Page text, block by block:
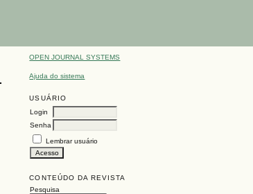
OPEN JOURNAL SYSTEMS
Ajuda do sistema
USUÁRIO
Login
Senha
Lembrar usuário
CONTEÚDO DA REVISTA
Pesquisa